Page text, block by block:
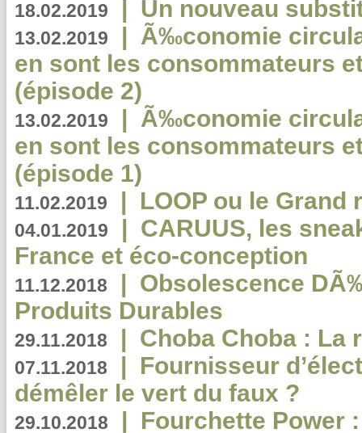
18.02.2019 | Un nouveau
13.02.2019 | Ã‰conomie
en sont les consommateurs
(épisode 2)
13.02.2019 | Ã‰conomie
en sont les consommateurs
(épisode 1)
11.02.2019 | LOOP ou le Grand
04.01.2019 | CARUUS, les
France et éco-conception
11.12.2018 | Obsolescence
Produits Durables
29.11.2018 | Choba Choba : La
07.11.2018 | Fournisseur
démêler le vert du faux ?
29.10.2018 | Fourchette Power